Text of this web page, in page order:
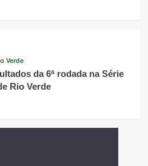
Verde
da 6ª rodada na Série
Rio Verde